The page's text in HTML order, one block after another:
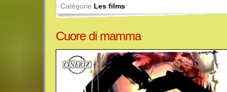
Catégorie Les films
Cuore di mamma